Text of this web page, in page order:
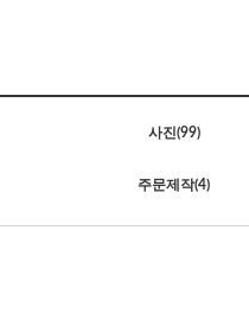
사진(99)
주문제작(4)